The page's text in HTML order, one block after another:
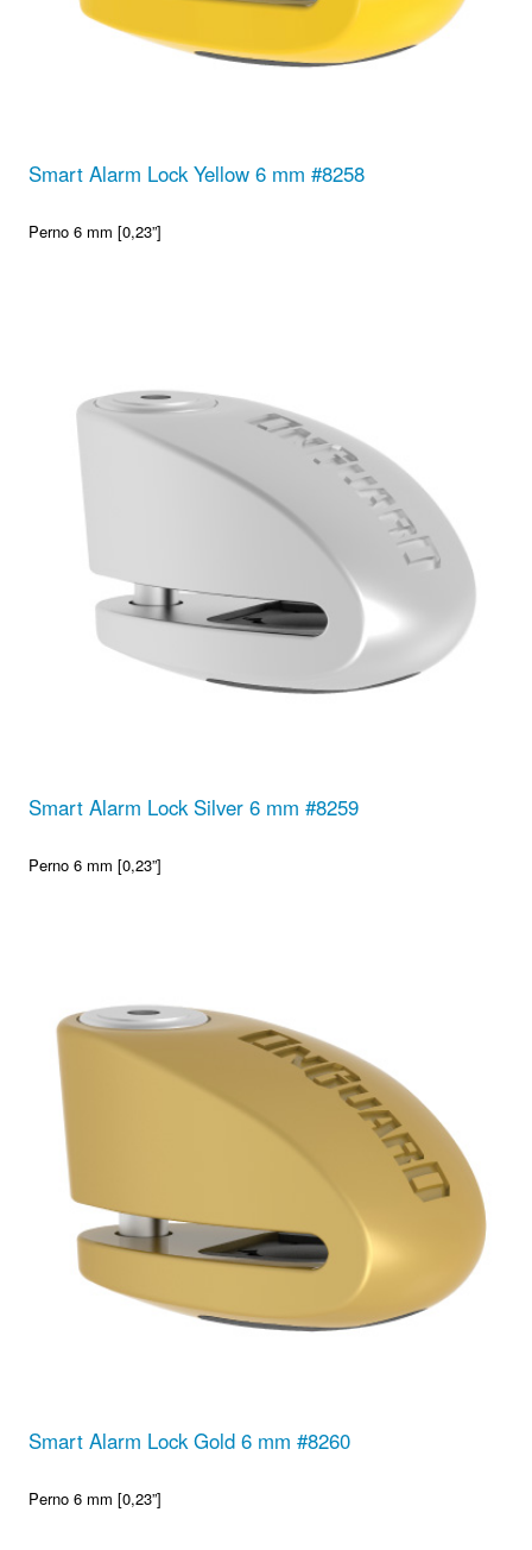
Smart Alarm Lock Yellow 6 mm #8258
Perno 6 mm [0,23”]
Smart Alarm Lock Silver 6 mm #8259
Perno 6 mm [0,23”]
Smart Alarm Lock Gold 6 mm #8260
Perno 6 mm [0,23”]